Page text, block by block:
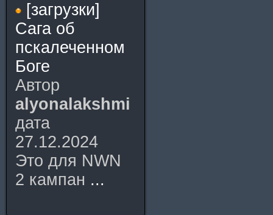
[загрузки]
Сага об
пскалеченном
Боге
Автор
alyonalakshmi
дата
27.12.2024
Это для NWN
2 кампан ...